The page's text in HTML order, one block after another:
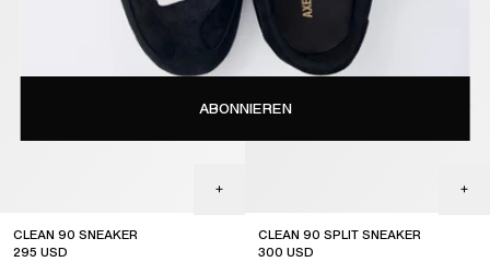
CLEAN 90 SNEAKER
295 USD
CLEAN 90 SPLIT SNEAKER
300 USD
ABONNIEREN